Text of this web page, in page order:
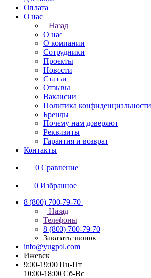
Оплата
О нас
Назад
О нас
О компании
Сотрудники
Проекты
Новости
Статьи
Отзывы
Вакансии
Политика конфиденциальности
Бренды
Почему нам доверяют
Реквизиты
Гарантия и возврат
Контакты
0 Сравнение
0 Избранное
8 (800) 700-79-70
Назад
Телефоны
8 (800) 700-79-70
Заказать звонок
info@yugpol.com
Ижевск
9:00-19:00 Пн-Пт
10:00-18:00 Cб-Вс